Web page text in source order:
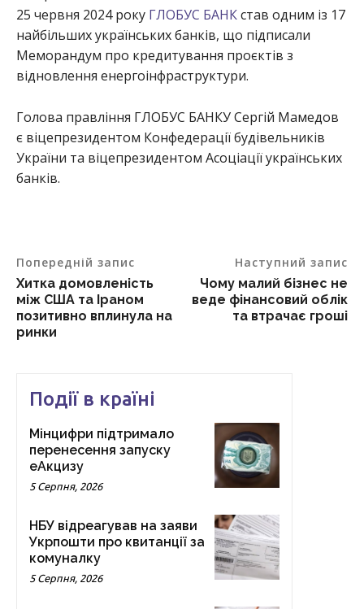
25 червня 2024 року ГЛОБУС БАНКстав одним із 17
найбільших українських банків, що підписали
Меморандум про кредитування проєктів з
відновлення енергоінфраструктури.
Голова правління ГЛОБУС БАНКУ Сергій Мамедов
є віцепрезидентом Конфедерації будівельників
України та віцепрезидентом Асоціації українських
банків.
Попередній запис
Хитка домовленість
між США та Іраном
позитивно вплинула на
ринки
Наступний запис
Чому малий бізнес не
веде фінансовий облік
та втрачає гроші
Події в країні
Мінцифри підтримало
перенесення запуску
еАкцизу
5 Серпня, 2026
НБУ відреагував на заяви
Укрпошти про квитанції за
комуналку
5 Серпня, 2026